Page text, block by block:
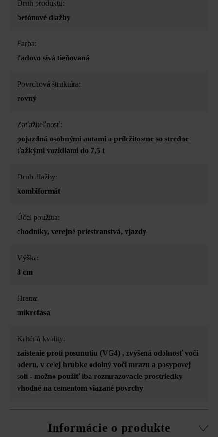
Druh produktu:
betónové dlažby
Farba:
ľadovo sivá tieňovaná
Povrchová štruktúra:
rovný
Zaťažiteľnosť:
pojazdná osobnými autami a príležitostne so stredne
ťažkými vozidlami do 7,5 t
Druh dlažby:
kombiformát
Účel použitia:
chodníky, verejné priestranstvá, vjazdy
Výška:
8 cm
Hrana:
mikrofása
Kritériá kvality:
zaistenie proti posunutiu (VG4) , zvýšená odolnosť voči
oderu, v celej hrúbke odolný voči mrazu a posypovej
soli - možno použiť iba rozmrazovacie prostriedky
vhodné na cementom viazané povrchy
Informácie o produkte